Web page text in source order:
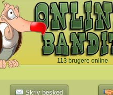
113 brugere online
Skriv besked